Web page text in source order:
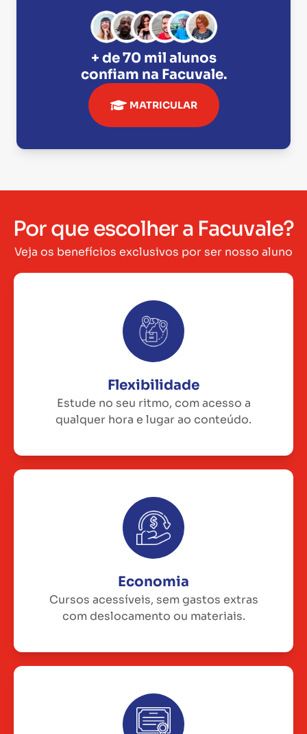
+ de 70 mil alunos
confiam na Facuvale.
MATRICULAR
Por que escolher a Facuvale?
Veja os benefícios exclusivos por ser nosso aluno
Flexibilidade
Estude no seu ritmo, com acesso a
qualquer hora e lugar ao conteúdo.
Economia
Cursos acessíveis, sem gastos extras
com deslocamento ou materiais.